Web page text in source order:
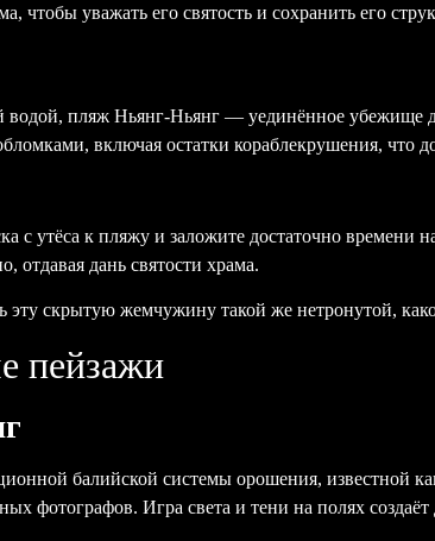
чтобы уважать его святость и сохранить его
пляж Ньянг-Ньянг — уединённое убежище
включая остатки кораблекрушения, что
с утёса к пляжу и заложите достаточно времени
отдавая дань святости храма.
эту скрытую жемчужину такой же нетронутой,
пейзажи
балийской системы орошения, известной
фотографов. Игра света и тени на полях